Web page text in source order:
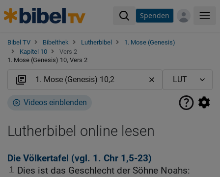
Spenden
Bibel TV Bibelthek Lutherbibel
1. Mose (Genesis)
Kapitel 10
Vers 2
1. Mose (Genesis) 10, Vers 2
Videos einblenden
Lutherbibel online lesen
Die Völkertafel (vgl. 1. Chr 1,5-23)
1
Dies ist das Geschlecht der Söhne Noahs: